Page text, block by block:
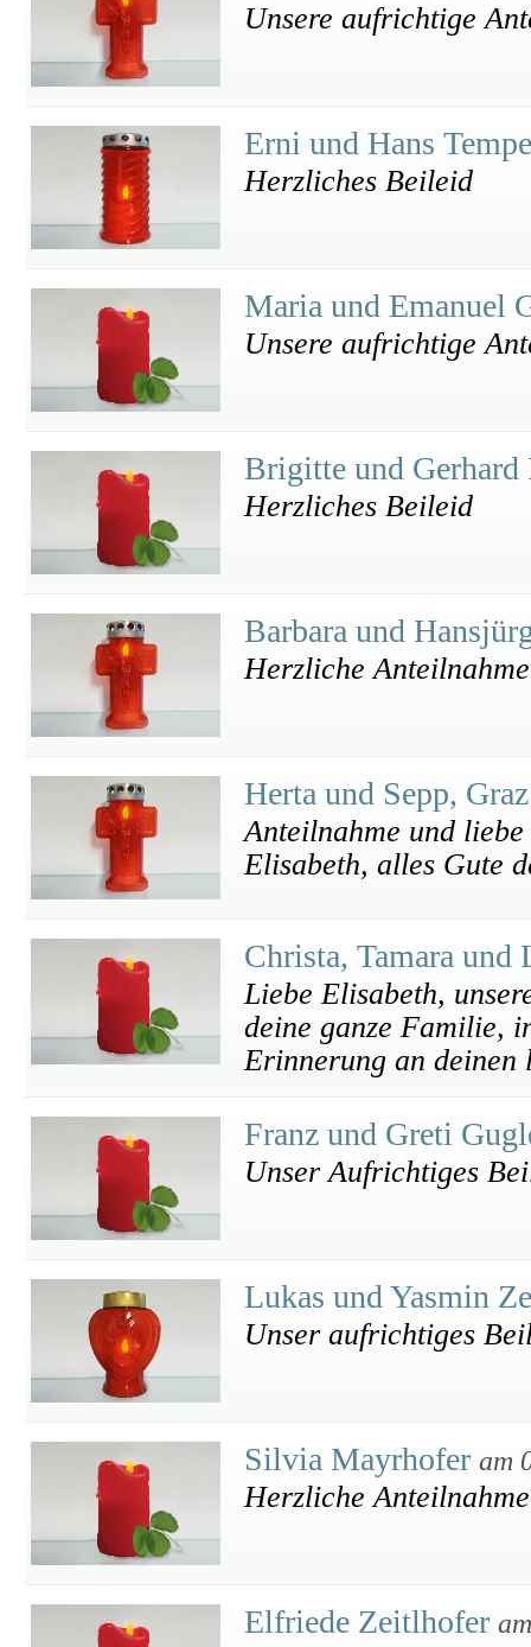
Unsere aufrichtige
Erni und Hans
Herzliches Beileid
Maria und Emanuel
Unsere aufrichtige
Brigitte und
Herzliches Beileid
Barbara und
Herzliche
Herta und Sepp,
Anteilnahme und
Elisabeth, alles Gute
Christa, Tamara
Liebe Elisabeth,
deine ganze Familie,
Erinnerung an deinen
Franz und Greti
Unser Aufrichtiges
Lukas und Yasmin
Unser aufrichtiges
Silvia Mayrhofer am
Herzliche Anteilnahme
Elfriede Zeitlhofer